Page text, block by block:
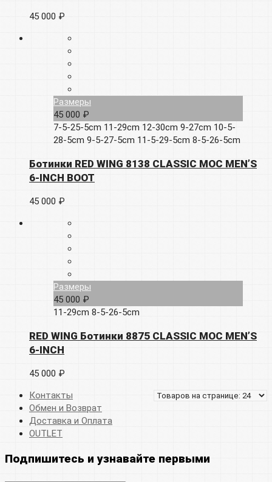
45 000 ₽
Размеры
45 000 ₽
7-5-25-5cm 11-29cm 12-30cm 9-27cm 10-5-
28-5cm 9-5-27-5cm 11-5-29-5cm 8-5-26-5cm
Ботинки RED WING 8138 CLASSIC MOC MEN’S
6-INCH BOOT
45 000 ₽
Размеры
45 000 ₽
11-29cm 8-5-26-5cm
RED WING Ботинки 8875 CLASSIC MOC MEN’S
6-INCH
45 000 ₽
Контакты
Обмен и Возврат
Доставка и Оплата
OUTLET
Подпишитесь и узнавайте первыми